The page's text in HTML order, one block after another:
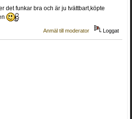
det funkar bra och är ju tvättbart,köpte
Anmäl till moderator Loggat